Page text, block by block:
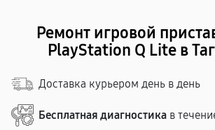
Ремонт игровой
PlayStation Q Lite в
Доставка курьером день в день
Бесплатная диагностика в